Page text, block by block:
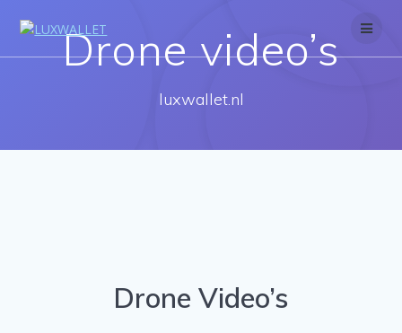
content
Drone video’s
luxwallet.nl
Drone Video’s